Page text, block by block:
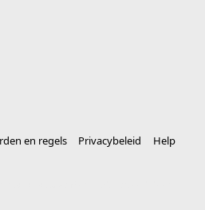
en regels Privacybeleid
Help